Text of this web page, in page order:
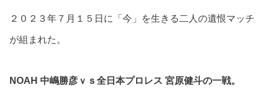
２０２３年７月１５日に「今」を生きる二人の遺恨マッチ
が組まれた。
NOAH 中嶋勝彦ｖｓ全日本プロレス 宮原健斗の一戦。